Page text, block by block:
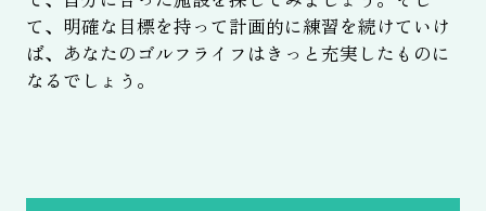
て、明確な目標を持って計画的に練習を続けていけ
ば、あなたのゴルフライフはきっと充実したものに
なるでしょう。